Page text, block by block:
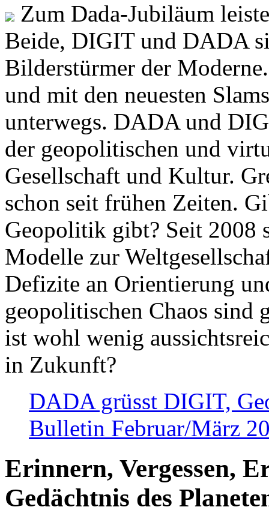
Zum Dada-Jubiläum
Beide, DIGIT und DADA
Bilderstürmer der
und mit den neuesten
unterwegs. DADA und
der geopolitischen und
Gesellschaft und Kultur.
schon seit frühen Zeiten.
Geopolitik gibt? Seit 2008
Modelle zur
Defizite an Orientierung
geopolitischen Chaos sind
ist wohl wenig
in Zukunft?
DADA grüsst DIGIT,
Bulletin Februar/März
Erinnern, Vergessen,
Gedächtnis des